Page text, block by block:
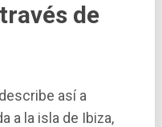
de
así­ a
a la isla de Ibiza,